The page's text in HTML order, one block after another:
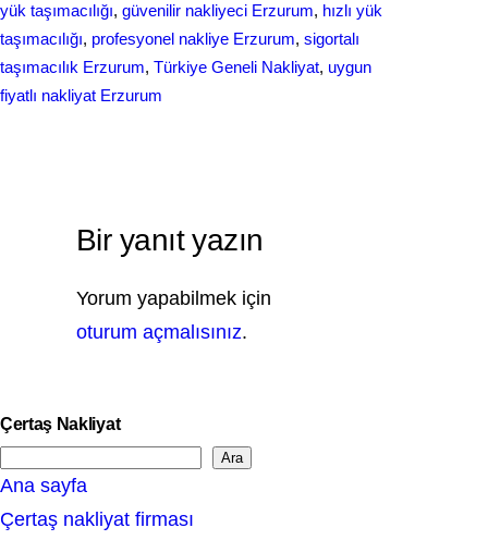
yük taşımacılığı, güvenilir nakliyeci Erzurum, hızlı yük
taşımacılığı, profesyonel nakliye Erzurum, sigortalı
taşımacılık Erzurum, Türkiye Geneli Nakliyat, uygun
fiyatlı nakliyat Erzurum
Bir yanıt yazın
Yorum yapabilmek için
oturum açmalısınız.
Çertaş Nakliyat
e
a
Ara
Ana sayfa
Çertaş nakliyat firması